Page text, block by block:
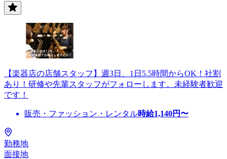
【楽器店の店舗スタッフ】週3日、1日5.5時間からOK！社割
あり！研修や先輩スタッフがフォローします。未経験者歓迎
です！
販売・ファッション・レンタル時給1,140円〜
勤務地
面接地